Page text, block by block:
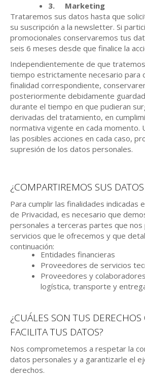
3. Marketing
Trataremos sus datos hasta que
su suscripción a la newsletter. Si
promocionales conservaremos tus
seis 6 meses desde que finalice la
Independientemente de que
tiempo estrictamente necesario para
finalidad correspondiente,
posteriormente debidamente
durante el tiempo en que pudieran
derivadas del tratamiento, en
normativa vigente en cada momento.
las posibles acciones en cada caso,
supresión de los datos personales.
¿COMPARTIREMOS SUS
Para cumplir las finalidades indicadas
de Privacidad, es necesario que
personales a terceras partes que
servicios que le ofrecemos y que
continuación:
Entidades financieras
Proveedores de servicios
Proveedores y
logística, transporte y
¿CUÁLES SON TUS
FACILITA TUS DATOS?
Nos comprometemos a respetar la
datos personales y a garantizarle el
derechos.